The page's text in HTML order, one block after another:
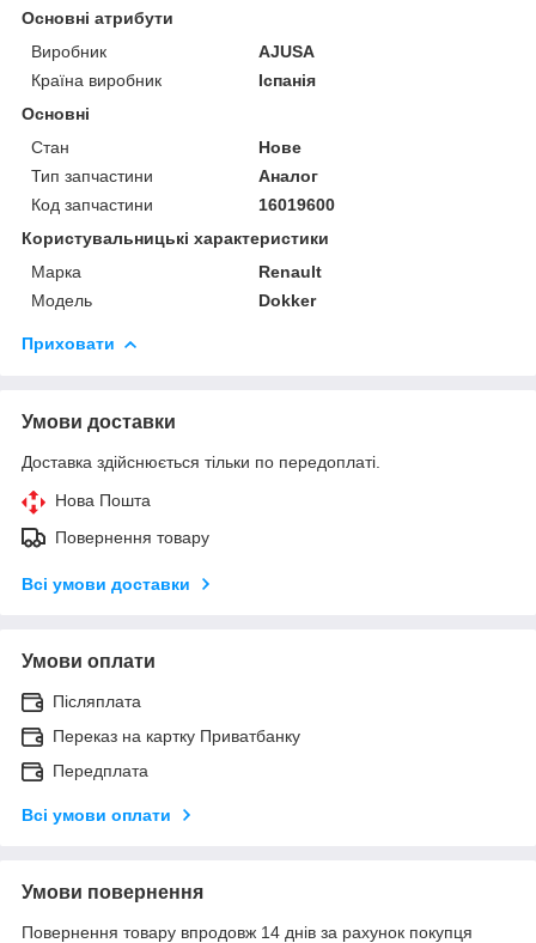
Основні атрибути
Виробник
AJUSA
Країна виробник
Іспанія
Основні
Стан
Нове
Тип запчастини
Аналог
Код запчастини
16019600
Користувальницькі характеристики
Марка
Renault
Модель
Dokker
Приховати
Умови доставки
Доставка здійснюється тільки по передоплаті.
Нова Пошта
Повернення товару
Всі умови доставки
Умови оплати
Післяплата
Переказ на картку Приватбанку
Передплата
Всі умови оплати
Умови повернення
Повернення товару впродовж 14 днів за рахунок покупця